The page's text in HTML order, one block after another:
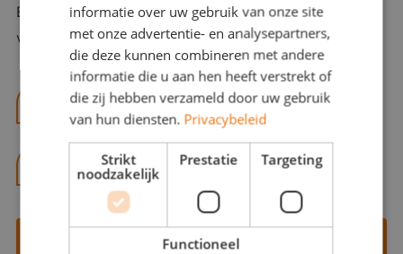
Bel of mail Benno met al jouw vragen. Benno staat
voor je klaar en helpt je graag!
benno@viajou.nl
06 13 28 62 71
Contact opnemen
informatie over uw gebruik van onze site
met onze advertentie- en analysepartners,
die deze kunnen combineren met andere
informatie die u aan hen heeft verstrekt of
die zij hebben verzameld door uw gebruik
van hun diensten. Privacybeleid
Strikt
noodzakelijk
Prestatie Targeting
Functioneel